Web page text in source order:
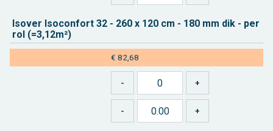
Is­over Iso­con­fort 32 - 260 x 120 cm - 180 mm dik - per
rol (=3,12m²)
€ 82,68